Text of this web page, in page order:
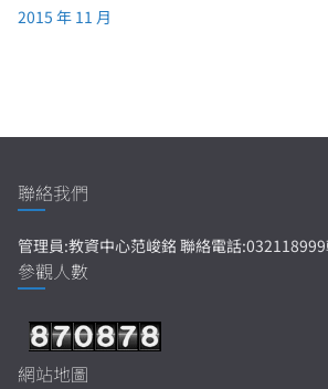
2015 年 11 月
聯絡我們
管理員:教資中心范峻銘 聯絡電話
參觀人數
網站地圖